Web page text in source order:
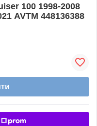
100 1998-2008
AVTM 448136388